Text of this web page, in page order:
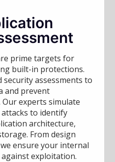
prime targets for
built-in protections.
security assessments to
and prevent
Our experts simulate
to identify
architecture,
From design
ensure your internal
exploitation.